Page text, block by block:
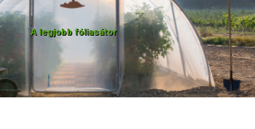
A legjobb fóliasátor
Mindenki számára elérhető
Megrendelés